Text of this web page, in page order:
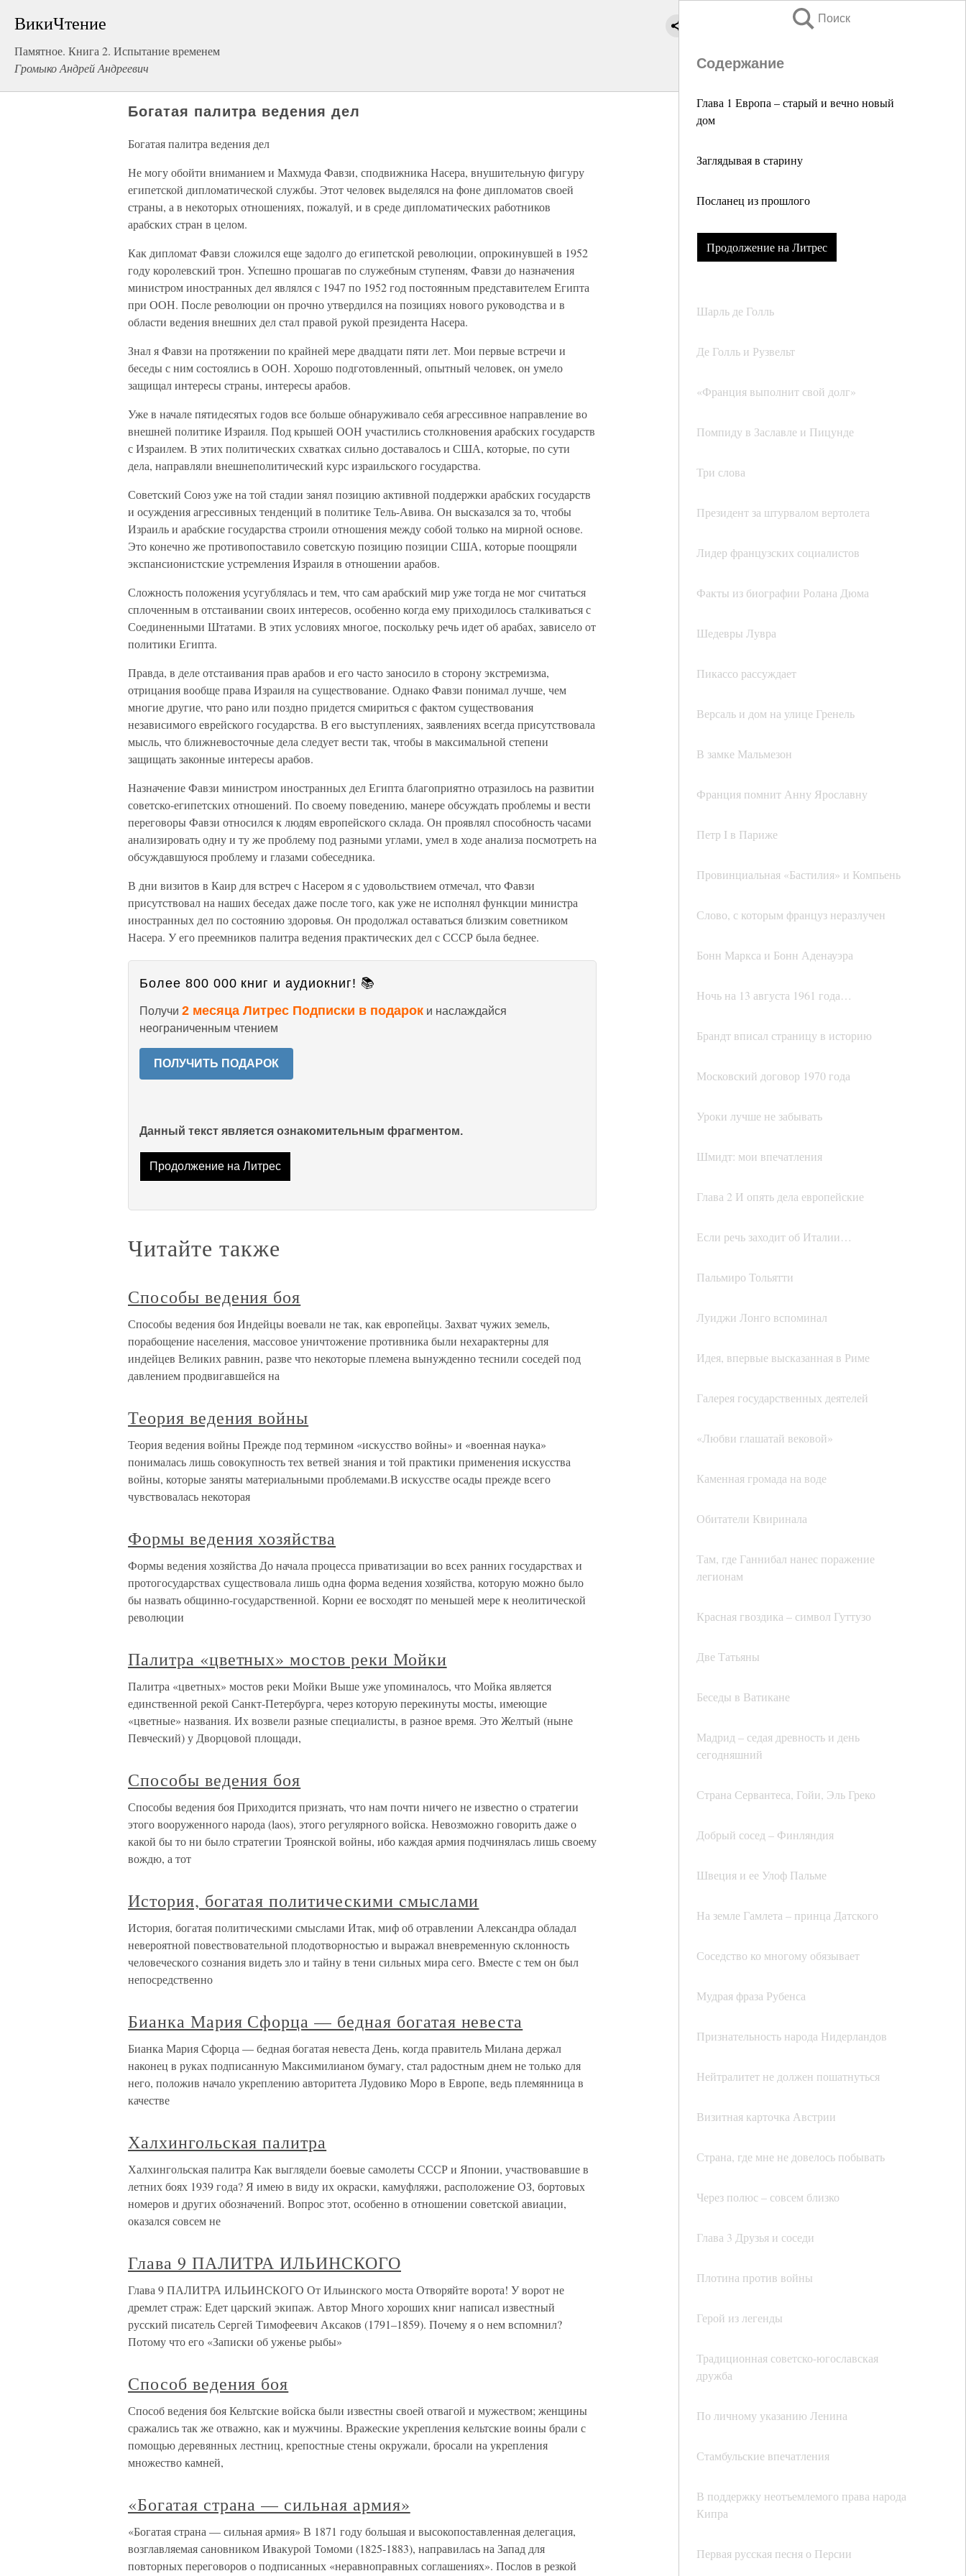
ВикиЧтение
Памятное. Книга 2. Испытание временем
Громыко Андрей Андреевич
Поиск
Содержание
Глава 1 Европа – старый и вечно новый
дом
Заглядывая в старину
Посланец из прошлого
Продолжение на Литрес
Шарль де Голль
Де Голль и Рузвельт
«Франция выполнит свой долг»
Помпиду в Заславле и Пицунде
Три слова
Президент за штурвалом вертолета
Лидер французских социалистов
Факты из биографии Ролана Дюма
Шедевры Лувра
Пикассо рассуждает
Версаль и дом на улице Гренель
В замке Мальмезон
Франция помнит Анну Ярославну
Петр I в Париже
Провинциальная «Бастилия» и Компьень
Слово, с которым француз неразлучен
Бонн Маркса и Бонн Аденауэра
Ночь на 13 августа 1961 года…
Брандт вписал страницу в историю
Московский договор 1970 года
Уроки лучше не забывать
Шмидт: мои впечатления
Глава 2 И опять дела европейские
Если речь заходит об Италии…
Пальмиро Тольятти
Луиджи Лонго вспоминал
Идея, впервые высказанная в Риме
Галерея государственных деятелей
«Любви глашатай вековой»
Каменная громада на воде
Обитатели Квиринала
Там, где Ганнибал нанес поражение
легионам
Красная гвоздика – символ Гуттузо
Две Татьяны
Беседы в Ватикане
Мадрид – седая древность и день
сегодняшний
Страна Сервантеса, Гойи, Эль Греко
Добрый сосед – Финляндия
Швеция и ее Улоф Пальме
На земле Гамлета – принца Датского
Соседство ко многому обязывает
Мудрая фраза Рубенса
Признательность народа Нидерландов
Нейтралитет не должен пошатнуться
Визитная карточка Австрии
Страна, где мне не довелось побывать
Через полюс – совсем близко
Глава 3 Друзья и соседи
Плотина против войны
Герой из легенды
Традиционная советско-югославская
дружба
По личному указанию Ленина
Стамбульские впечатления
В поддержку неотъемлемого права народа
Кипра
Первая русская песня о Персии
Богатая палитра ведения дел
Богатая палитра ведения дел
Не могу обойти вниманием и Махмуда Фавзи, сподвижника Насера, внушительную фигуру
египетской дипломатической службы. Этот человек выделялся на фоне дипломатов своей
страны, а в некоторых отношениях, пожалуй, и в среде дипломатических работников
арабских стран в целом.
Как дипломат Фавзи сложился еще задолго до египетской революции, опрокинувшей в 1952
году королевский трон. Успешно прошагав по служебным ступеням, Фавзи до назначения
министром иностранных дел являлся с 1947 по 1952 год постоянным представителем Египта
при ООН. После революции он прочно утвердился на позициях нового руководства и в
области ведения внешних дел стал правой рукой президента Насера.
Знал я Фавзи на протяжении по крайней мере двадцати пяти лет. Мои первые встречи и
беседы с ним состоялись в ООН. Хорошо подготовленный, опытный человек, он умело
защищал интересы страны, интересы арабов.
Уже в начале пятидесятых годов все больше обнаруживало себя агрессивное направление во
внешней политике Израиля. Под крышей ООН участились столкновения арабских государств
с Израилем. В этих политических схватках сильно доставалось и США, которые, по сути
дела, направляли внешнеполитический курс израильского государства.
Советский Союз уже на той стадии занял позицию активной поддержки арабских государств
и осуждения агрессивных тенденций в политике Тель-Авива. Он высказался за то, чтобы
Израиль и арабские государства строили отношения между собой только на мирной основе.
Это конечно же противопоставило советскую позицию позиции США, которые поощряли
экспансионистские устремления Израиля в отношении арабов.
Сложность положения усугублялась и тем, что сам арабский мир уже тогда не мог считаться
сплоченным в отстаивании своих интересов, особенно когда ему приходилось сталкиваться с
Соединенными Штатами. В этих условиях многое, поскольку речь идет об арабах, зависело от
политики Египта.
Правда, в деле отстаивания прав арабов и его часто заносило в сторону экстремизма,
отрицания вообще права Израиля на существование. Однако Фавзи понимал лучше, чем
многие другие, что рано или поздно придется смириться с фактом существования
независимого еврейского государства. В его выступлениях, заявлениях всегда присутствовала
мысль, что ближневосточные дела следует вести так, чтобы в максимальной степени
защищать законные интересы арабов.
Назначение Фавзи министром иностранных дел Египта благоприятно отразилось на развитии
советско-египетских отношений. По своему поведению, манере обсуждать проблемы и вести
переговоры Фавзи относился к людям европейского склада. Он проявлял способность часами
анализировать одну и ту же проблему под разными углами, умел в ходе анализа посмотреть на
обсуждавшуюся проблему и глазами собеседника.
В дни визитов в Каир для встреч с Насером я с удовольствием отмечал, что Фавзи
присутствовал на наших беседах даже после того, как уже не исполнял функции министра
иностранных дел по состоянию здоровья. Он продолжал оставаться близким советником
Насера. У его преемников палитра ведения практических дел с СССР была беднее.
Более 800 000 книг и аудиокниг! 📚
Получи 2 месяца Литрес Подписки в подарок и наслаждайся
неограниченным чтением
ПОЛУЧИТЬ ПОДАРОК
Данный текст является ознакомительным фрагментом.
Продолжение на Литрес
Читайте также
Способы ведения боя
Способы ведения боя Индейцы воевали не так, как европейцы. Захват чужих земель,
порабощение населения, массовое уничтожение противника были нехарактерны для
индейцев Великих равнин, разве что некоторые племена вынужденно теснили соседей под
давлением продвигавшейся на
Теория ведения войны
Теория ведения войны Прежде под термином «искусство войны» и «военная наука»
понималась лишь совокупность тех ветвей знания и той практики применения искусства
войны, которые заняты материальными проблемами.В искусстве осады прежде всего
чувствовалась некоторая
Формы ведения хозяйства
Формы ведения хозяйства До начала процесса приватизации во всех ранних государствах и
протогосударствах существовала лишь одна форма ведения хозяйства, которую можно было
бы назвать общинно-государственной. Корни ее восходят по меньшей мере к неолитической
революции
Палитра «цветных» мостов реки Мойки
Палитра «цветных» мостов реки Мойки Выше уже упоминалось, что Мойка является
единственной рекой Санкт-Петербурга, через которую перекинуты мосты, имеющие
«цветные» названия. Их возвели разные специалисты, в разное время. Это Желтый (ныне
Певческий) у Дворцовой площади,
Способы ведения боя
Способы ведения боя Приходится признать, что нам почти ничего не известно о стратегии
этого вооруженного народа (laos), этого регулярного войска. Невозможно говорить даже о
какой бы то ни было стратегии Троянской войны, ибо каждая армия подчинялась лишь своему
вождю, а тот
История, богатая политическими смыслами
История, богатая политическими смыслами Итак, миф об отравлении Александра обладал
невероятной повествовательной плодотворностью и выражал вневременную склонность
человеческого сознания видеть зло и тайну в тени сильных мира сего. Вместе с тем он был
непосредственно
Бианка Мария Сфорца — бедная богатая невеста
Бианка Мария Сфорца — бедная богатая невеста День, когда правитель Милана держал
наконец в руках подписанную Максимилианом бумагу, стал радостным днем не только для
него, положив начало укреплению авторитета Лудовико Моро в Европе, ведь племянница в
качестве
Халхингольская палитра
Халхингольская палитра Как выглядели боевые самолеты СССР и Японии, участвовавшие в
летних боях 1939 года? Я имею в виду их окраски, камуфляжи, расположение ОЗ, бортовых
номеров и других обозначений. Вопрос этот, особенно в отношении советской авиации,
оказался совсем не
Глава 9 ПАЛИТРА ИЛЬИНСКОГО
Глава 9 ПАЛИТРА ИЛЬИНСКОГО От Ильинского моста Отворяйте ворота! У ворот не
дремлет страж: Едет царский экипаж. Автор Много хороших книг написал известный
русский писатель Сергей Тимофеевич Аксаков (1791–1859). Почему я о нем вспомнил?
Потому что его «Записки об уженье рыбы»
Способ ведения боя
Способ ведения боя Кельтские войска были известны своей отвагой и мужеством; женщины
сражались так же отважно, как и мужчины. Вражеские укрепления кельтские воины брали с
помощью деревянных лестниц, крепостные стены окружали, бросали на укрепления
множество камней,
«Богатая страна — сильная армия»
«Богатая страна — сильная армия» В 1871 году большая и высокопоставленная делегация,
возглавляемая сановником Ивакурой Томоми (1825-1883), направилась на Запад для
повторных переговоров о подписанных «неравноправных соглашениях». Послов в резкой